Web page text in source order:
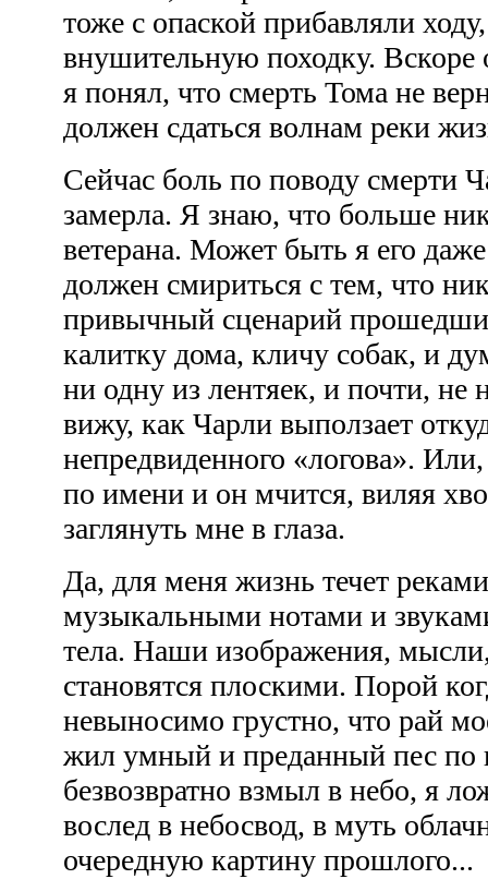
тоже с опаской прибавляли ходу,
внушительную походку. Вскоре
я понял, что смерть Тома не
должен сдаться волнам реки
Сейчас боль по поводу смерти
замерла. Я знаю, что больше
ветерана. Может быть я его
должен смириться с тем, что
привычный сценарий
калитку дома, кличу собак, и
ни одну из лентяек, и почти, не
вижу, как Чарли выползает
непредвиденного «логова».
по имени и он мчится, виляя
заглянуть мне в глаза.
Да, для меня жизнь течет
музыкальными нотами и
тела. Наши изображения,
становятся плоскими. Порой
невыносимо грустно, что рай
жил умный и преданный пес по
безвозвратно взмыл в небо, я
вослед в небосвод, в муть
очередную картину прошлого...